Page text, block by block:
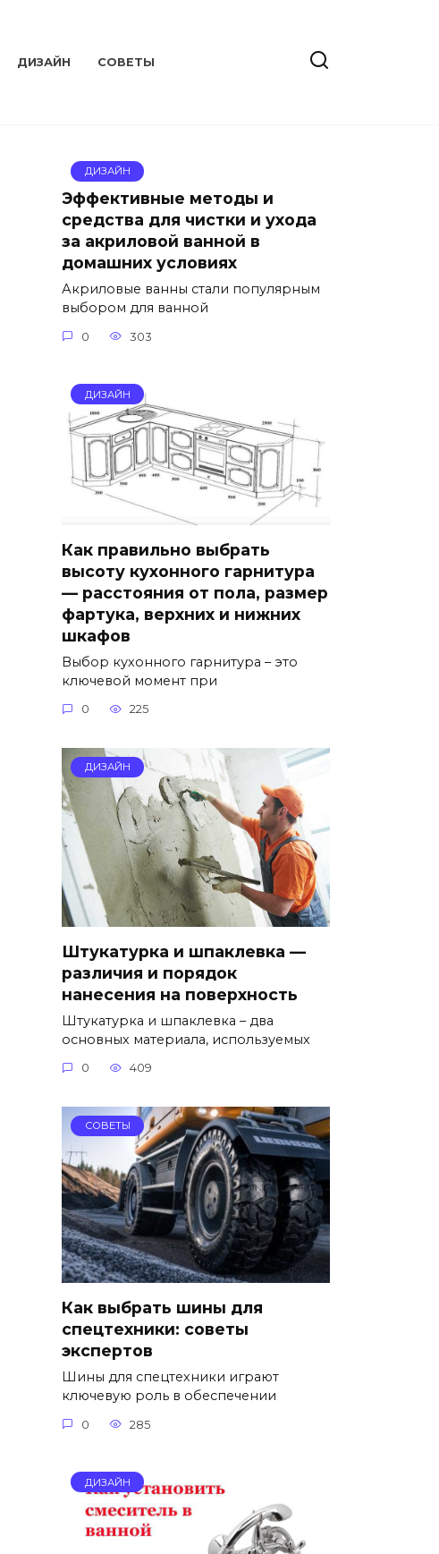
ДИЗАЙН СОВЕТЫ
ДИЗАЙН
Эффективные методы и
средства для чистки и ухода
за акриловой ванной в
домашних условиях
Акриловые ванны стали популярным
выбором для ванной
0 303
ДИЗАЙН
Как правильно выбрать
высоту кухонного гарнитура
— расстояния от пола, размер
фартука, верхних и нижних
шкафов
Выбор кухонного гарнитура – это
ключевой момент при
0 225
ДИЗАЙН
Штукатурка и шпаклевка —
различия и порядок
нанесения на поверхность
Штукатурка и шпаклевка – два
основных материала, используемых
0 409
СОВЕТЫ
Как выбрать шины для
спецтехники: советы
экспертов
Шины для спецтехники играют
ключевую роль в обеспечении
0 285
ДИЗАЙН